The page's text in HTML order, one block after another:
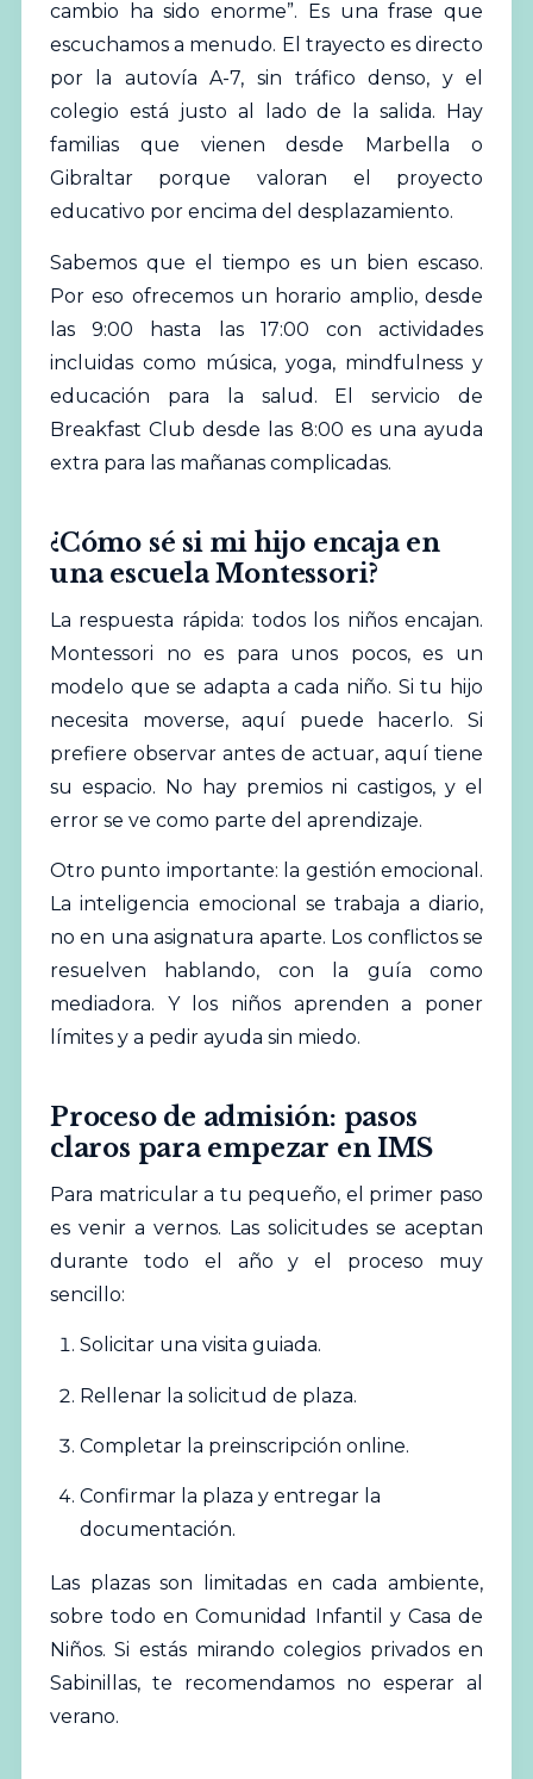
cambio ha sido enorme”. Es una frase que
escuchamos a menudo. El trayecto es directo
por la autovía A-7, sin tráfico denso, y el
colegio está justo al lado de la salida. Hay
familias que vienen desde Marbella o
Gibraltar porque valoran el proyecto
educativo por encima del desplazamiento.
Sabemos que el tiempo es un bien escaso.
Por eso ofrecemos un horario amplio, desde
las 9:00 hasta las 17:00 con actividades
incluidas como música, yoga, mindfulness y
educación para la salud. El servicio de
Breakfast Club desde las 8:00 es una ayuda
extra para las mañanas complicadas.
¿Cómo sé si mi hijo encaja en
una escuela Montessori?
La respuesta rápida: todos los niños encajan.
Montessori no es para unos pocos, es un
modelo que se adapta a cada niño. Si tu hijo
necesita moverse, aquí puede hacerlo. Si
prefiere observar antes de actuar, aquí tiene
su espacio. No hay premios ni castigos, y el
error se ve como parte del aprendizaje.
Otro punto importante: la gestión emocional.
La inteligencia emocional se trabaja a diario,
no en una asignatura aparte. Los conflictos se
resuelven hablando, con la guía como
mediadora. Y los niños aprenden a poner
límites y a pedir ayuda sin miedo.
Proceso de admisión: pasos
claros para empezar en IMS
Para matricular a tu pequeño, el primer paso
es venir a vernos. Las solicitudes se aceptan
durante todo el año y el proceso muy
sencillo:
Solicitar unavisita guiada.
Rellenar la solicitud de plaza.
Completar la preinscripción online.
Confirmar la plaza y entregar la
documentación.
Las plazas son limitadas en cada ambiente,
sobre todo en Comunidad Infantil y Casa de
Niños. Si estás mirando colegios privados en
Sabinillas, te recomendamos no esperar al
verano.